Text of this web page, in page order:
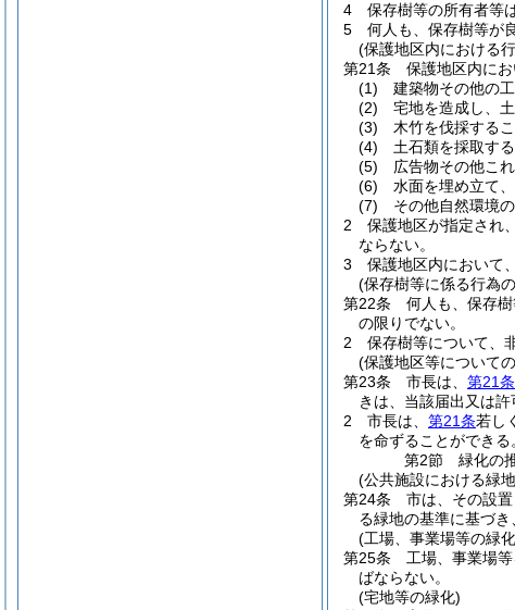
4
保存樹等の所有者等
5
何人も、保存樹等が
(保護地区内における
第21条
保護地区内にお
(1)
建築物その他の
(2)
宅地を造成し、
(3)
木竹を伐採するこ
(4)
土石類を採取する
(5)
広告物その他こ
(6)
水面を埋め立て
(7)
その他自然環境
2
保護地区が指定され
ならない。
3
保護地区内において
(保存樹等に係る行為
第22条
何人も、保存
の限りでない。
2
保存樹等について、
(保護地区等について
第23条
市長は、 第21条
きは、当該届出又は
2
市長は、 第21条若し
を命ずることができる
第2節
緑化の
(公共施設における緑
第24条
市は、その設
る緑地の基準に基づき
(工場、事業場等の緑
第25条
工場、事業場
ばならない。
(宅地等の緑化)